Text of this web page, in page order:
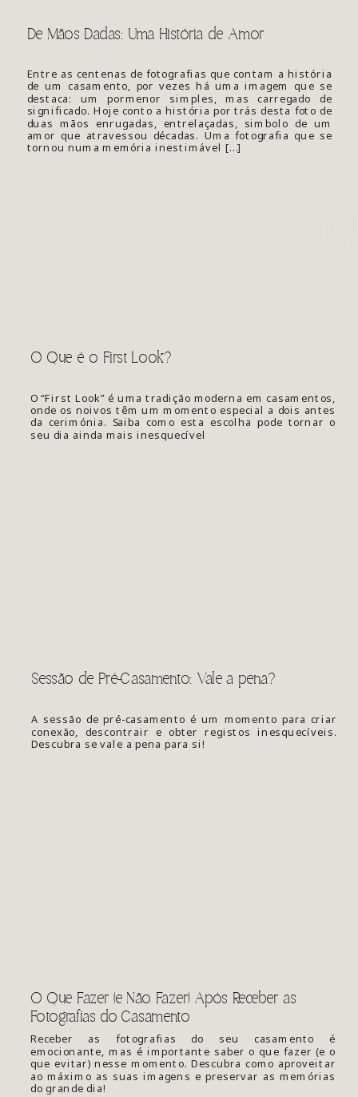
De Mãos Dadas: Uma História de Amor
Entre as centenas de fotografias que contam a história
de um casamento, por vezes há uma imagem que se
destaca: um pormenor simples, mas carregado de
significado. Hoje conto a história por trás desta foto de
duas mãos enrugadas, entrelaçadas, simbolo de um
amor que atravessou décadas. Uma fotografia que se
tornou numa memória inestimável […]
O Que é o First Look?
O “First Look” é uma tradição moderna em casamentos,
onde os noivos têm um momento especial a dois antes
da cerimónia. Saiba como esta escolha pode tornar o
seu dia ainda mais inesquecível
Sessão de Pré-Casamento: Vale a pena?
A sessão de pré-casamento é um momento para criar
conexão, descontrair e obter registos inesquecíveis.
Descubra se vale a pena para si!
O Que Fazer (e Não Fazer) Após Receber as
Fotografias do Casamento
Receber as fotografias do seu casamento é
emocionante, mas é importante saber o que fazer (e o
que evitar) nesse momento. Descubra como aproveitar
ao máximo as suas imagens e preservar as memórias
do grande dia!